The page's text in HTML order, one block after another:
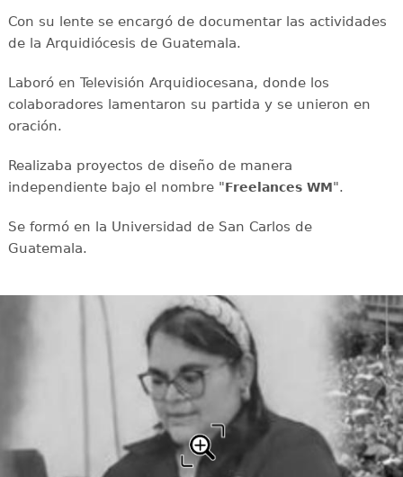
Con su lente se encargó de documentar las actividades
de la Arquidiócesis de Guatemala.
Laboró en Televisión Arquidiocesana, donde los
colaboradores lamentaron su partida y se unieron en
oración.
Realizaba proyectos de diseño de manera
independiente bajo el nombre "Freelances WM".
Se formó en la Universidad de San Carlos de
Guatemala.